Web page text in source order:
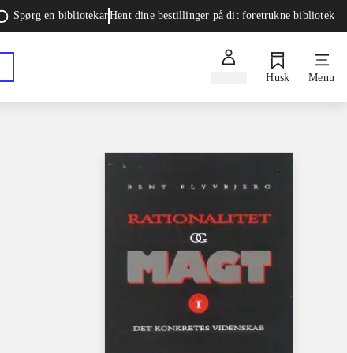
Spørg en bibliotekarHent dine bestillinger på dit foretrukne bibliotek
Husk Menu